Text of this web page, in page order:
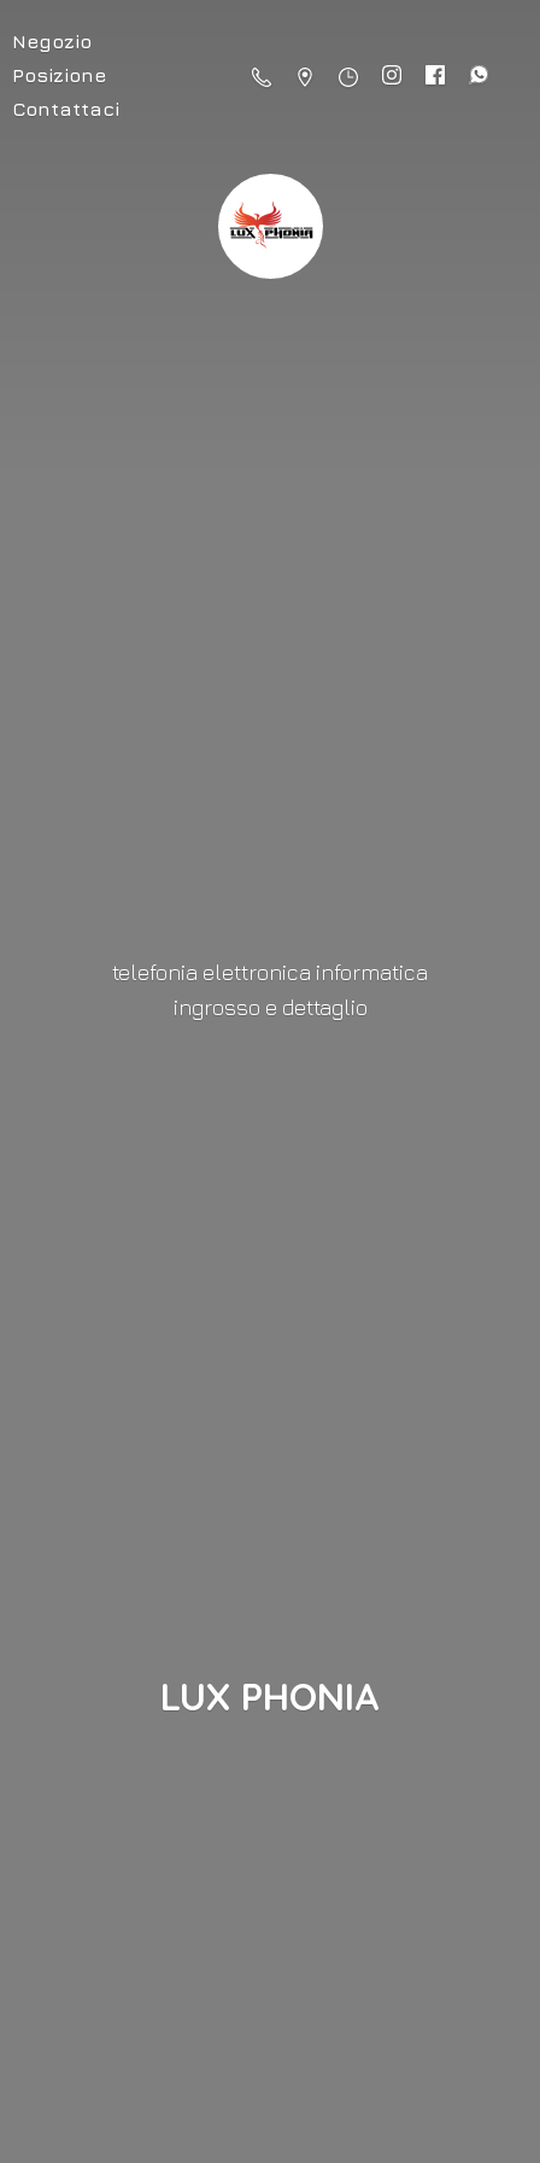
Negozio
Posizione
Contattaci
LUX PHONIA
telefonia elettronica informatica
ingrosso e dettaglio